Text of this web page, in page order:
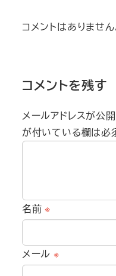
コメントはありません
コメントを残す
メールアドレスが公
が付いている欄は必
名前※
メール ※